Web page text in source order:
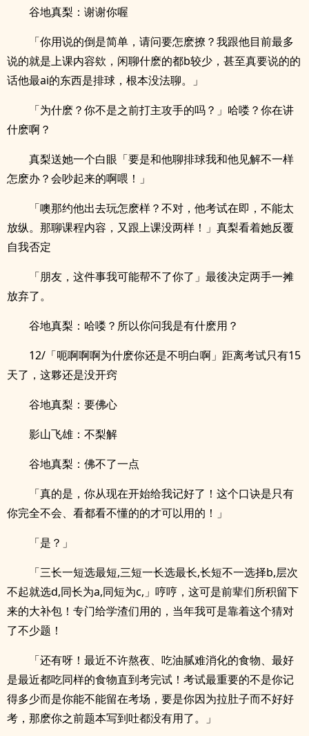
谷地真梨：谢谢你喔
「你用说的倒是简单，请问要怎麽撩？我跟他目前最多
说的就是上课内容欸，闲聊什麽的都b较少，甚至真要说的的
话他最ai的东西是排球，根本没法聊。」
「为什麽？你不是之前打主攻手的吗？」哈喽？你在讲
什麽啊？
真梨送她一个白眼「要是和他聊排球我和他见解不一样
怎麽办？会吵起来的啊喂！」
「噢那约他出去玩怎麽样？不对，他考试在即，不能太
放纵。那聊课程内容，又跟上课没两样！」真梨看着她反覆
自我否定
「朋友，这件事我可能帮不了你了」最後决定两手一摊
放弃了。
谷地真梨：哈喽？所以你问我是有什麽用？
12/「呃啊啊啊为什麽你还是不明白啊」距离考试只有15
天了，这夥还是没开窍
谷地真梨：要佛心
影山飞雄：不梨解
谷地真梨：佛不了一点
「真的是，你从现在开始给我记好了！这个口诀是只有
你完全不会、看都看不懂的的才可以用的！」
「是？」
「三长一短选最短,三短一长选最长,长短不一选择b,层次
不起就选d,同长为a,同短为c,」哼哼，这可是前辈们所积留下
来的大补包！专门给学渣们用的，当年我可是靠着这个猜对
了不少题！
「还有呀！最近不许熬夜、吃油腻难消化的食物、最好
是最近都吃同样的食物直到考完试！考试最重要的不是你记
得多少而是你能不能留在考场，要是你因为拉肚子而不好好
考，那麽你之前题本写到吐都没有用了。」